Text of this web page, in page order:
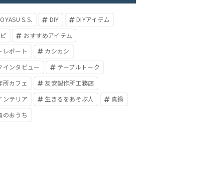
S.S. DIY
DIYアイテム
おすすめアイテム
レポート
カシカシ
インタビュー
テーブルトーク
所カフェ
友安製作所工務店
ンテリア
生きるをあそぶ人
真鍮
のおうち